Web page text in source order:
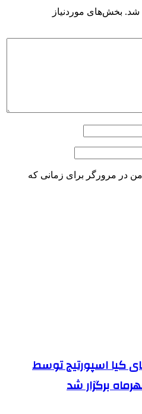
شد. بخش‌های موردنیاز
من در مرورگر برای زمانی که
کیا اسپورتیج توسط
برگزار شد